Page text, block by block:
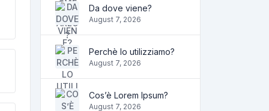
Da dove viene?
August 7, 2026
Perchè lo utilizziamo?
August 7, 2026
Cos’è Lorem Ipsum?
August 7, 2026